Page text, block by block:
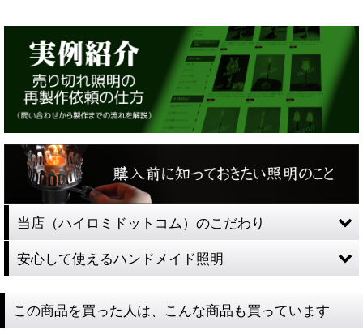
当店（ハイロミドットコム）のこだわり
安心して使えるハンドメイド照明
この商品を買った人は、こんな商品も買っています